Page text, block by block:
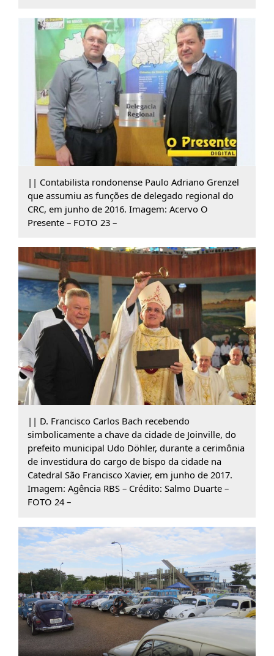
|| Contabilista rondonense Paulo Adriano Grenzel
que assumiu as funções de delegado regional do
CRC, em junho de 2016. Imagem: Acervo O
Presente – FOTO 23 –
|| D. Francisco Carlos Bach recebendo
simbolicamente a chave da cidade de Joinville, do
prefeito municipal Udo Döhler, durante a cerimônia
de investidura do cargo de bispo da cidade na
Catedral São Francisco Xavier, em junho de 2017.
Imagem: Agência RBS – Crédito: Salmo Duarte –
FOTO 24 –